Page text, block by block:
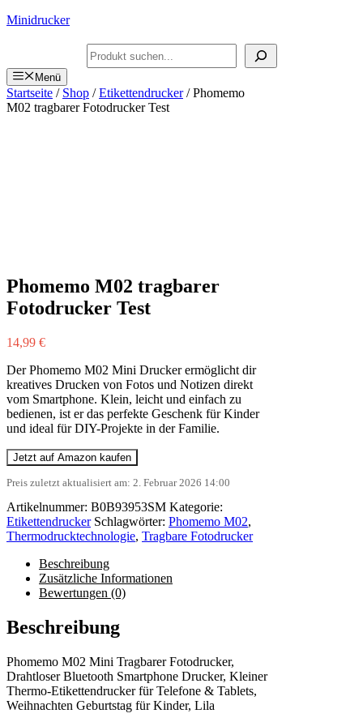
Zum
Minidrucker
Suchen
Menü
Startseite / Shop /Etikettendrucker/ Phomemo
M02 tragbarer Fotodrucker Test
Phomemo M02 tragbarer
Fotodrucker Test
14,99 €
Der Phomemo M02 Mini Drucker ermöglicht dir
kreatives Drucken von Fotos und Notizen direkt
vom Smartphone. Klein, leicht und einfach zu
bedienen, ist er das perfekte Geschenk für Kinder
und ideal für DIY-Projekte in der Familie.
Jetzt auf Amazon kaufen
Preis zuletzt aktualisiert am: 2. Februar 2026 14:00
Artikelnummer: B0B93953SM Kategorie:
Etikettendrucker Schlagwörter: Phomemo M02,
Thermodrucktechnologie, Tragbare Fotodrucker
Beschreibung
Zusätzliche Informationen
Bewertungen (0)
Beschreibung
Phomemo M02 Mini Tragbarer Fotodrucker,
Drahtloser Bluetooth Smartphone Drucker, Kleiner
Thermo-Etikettendrucker für Telefone & Tablets,
Weihnachten Geburtstag für Kinder, Lila